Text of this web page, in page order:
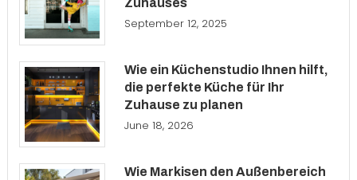
Zuhauses
September 12, 2025
Wie ein Küchenstudio Ihnen hilft,
die perfekte Küche für Ihr
Zuhause zu planen
June 18, 2026
Wie Markisen den Außenbereich